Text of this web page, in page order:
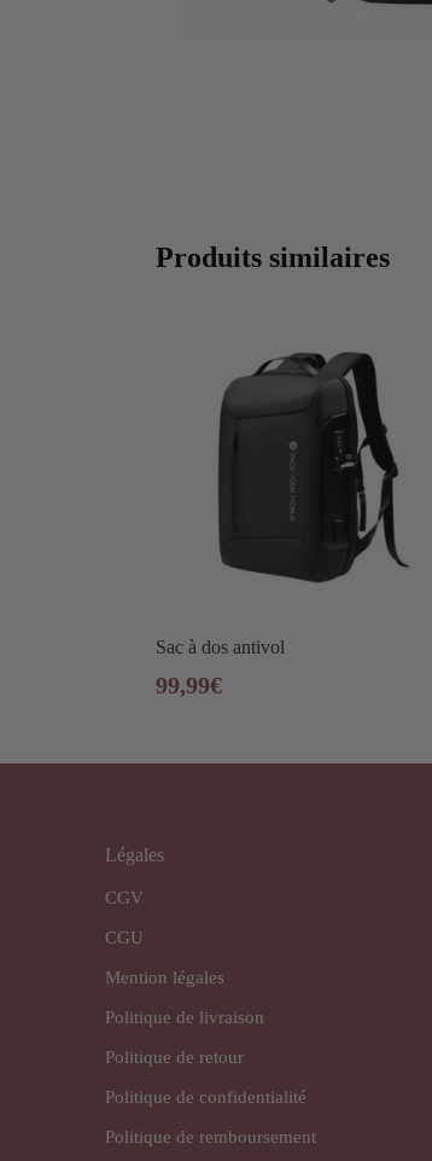
Produits similaires
Sac à dos antivol
99,99€
Légales
CGV
CGU
Mention légales
Politique de livraison
Politique de retour
Politique de confidentialité
Politique de remboursement